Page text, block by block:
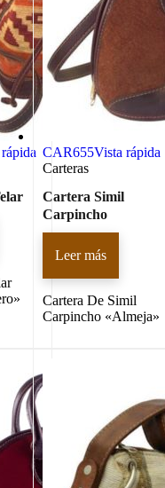
CAR655Vista rápida
Carteras
Cartera Simil
Carpincho
Leer más
Cartera De Simil
Carpincho «Almeja»